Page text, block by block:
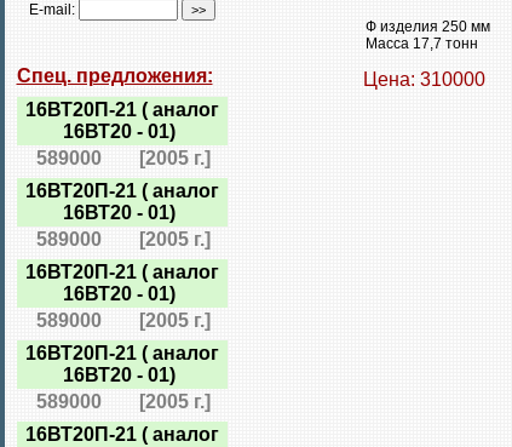
E-mail:
Спец. предложения:
16ВТ20П-21 ( аналог
16ВТ20 - 01)
589000
[2005 г.]
16ВТ20П-21 ( аналог
16ВТ20 - 01)
589000
[2005 г.]
16ВТ20П-21 ( аналог
16ВТ20 - 01)
589000
[2005 г.]
16ВТ20П-21 ( аналог
16ВТ20 - 01)
589000
[2005 г.]
16ВТ20П-21 ( аналог
Ф изделия 250 мм
Масса 17,7 тонн
Цена: 310000